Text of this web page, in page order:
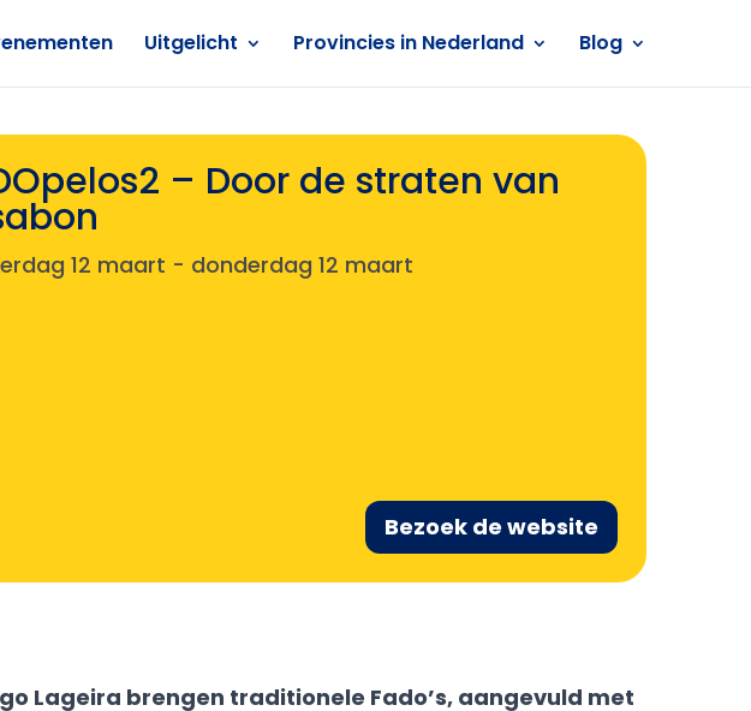
Uitgelicht Provincies in Nederland Blog
– Door de straten van
12 maart - donderdag 12 maart
Bezoek de website
Lageira brengen traditionele Fado’s, aangevuld met